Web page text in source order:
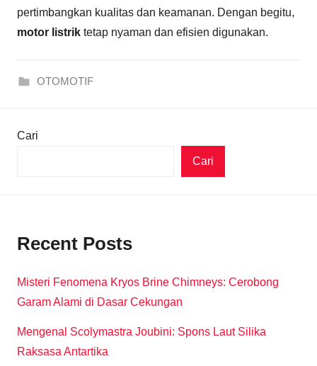
pertimbangkan kualitas dan keamanan. Dengan begitu,
motor listrik tetap nyaman dan efisien digunakan.
OTOMOTIF
Cari
Cari
Recent Posts
Misteri Fenomena Kryos Brine Chimneys: Cerobong
Garam Alami di Dasar Cekungan
Mengenal Scolymastra Joubini: Spons Laut Silika
Raksasa Antartika